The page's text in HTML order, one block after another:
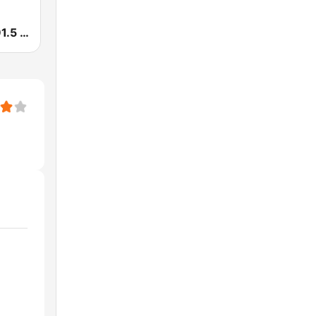
Smooth FM 91.5 Melbourne